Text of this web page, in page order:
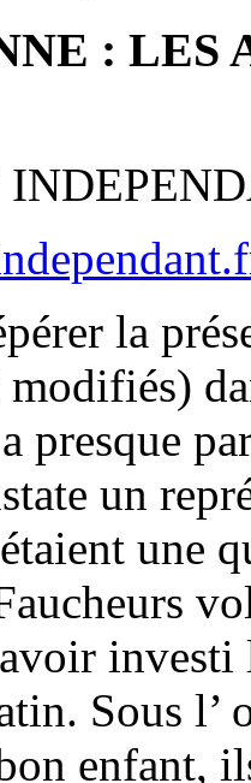
: LES
la
modifiés)
presque
un
une
investi
Sous l’
enfant,